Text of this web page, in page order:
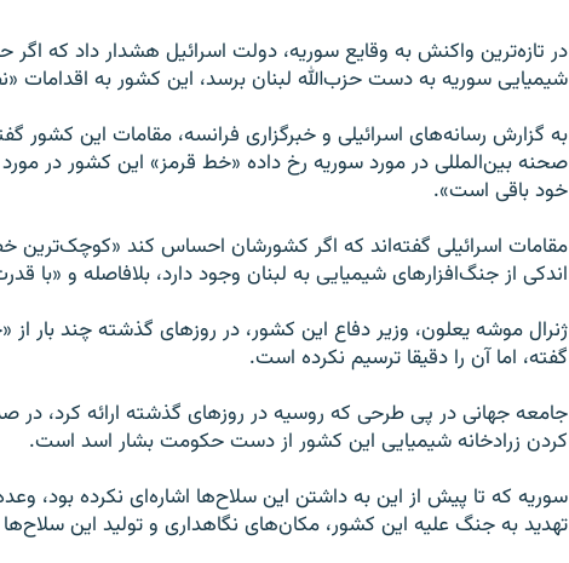
در تازه‌ترین واکنش به وقایع سوریه، دولت اسرائیل هشدار داد که اگر
شیمیایی سوریه به دست حزب‌الله لبنان برسد، این کشور به اقدامات
به گزارش رسانه‌های اسرائیلی و خبرگزاری فرانسه، مقامات این کشور
صحنه بین‌المللی در مورد سوریه رخ داده «خط قرمز» این کشور در
خود باقی است».
مقامات اسرائیلی گفته‌اند که اگر کشورشان احساس کند «کوچک‌ترین
اندکی از جنگ‌افزارهای شیمیایی به لبنان وجود دارد، بلافاصله و «با
ژنرال موشه یعلون، وزیر دفاع این کشور، در روزهای گذشته چند بار
گفته، اما آن را دقیقا ترسیم نکرده است.
جامعه جهانی در پی طرحی که روسیه در روزهای گذشته ارائه کرد، در
کردن زرادخانه شیمیایی این کشور از دست حکومت بشار اسد است.
سوریه که تا پیش از این به داشتن این سلاح‌ها اشاره‌ای نکرده بود،
تهدید به جنگ علیه این کشور، مکان‌های نگاهداری و تولید این سلاح‌ها